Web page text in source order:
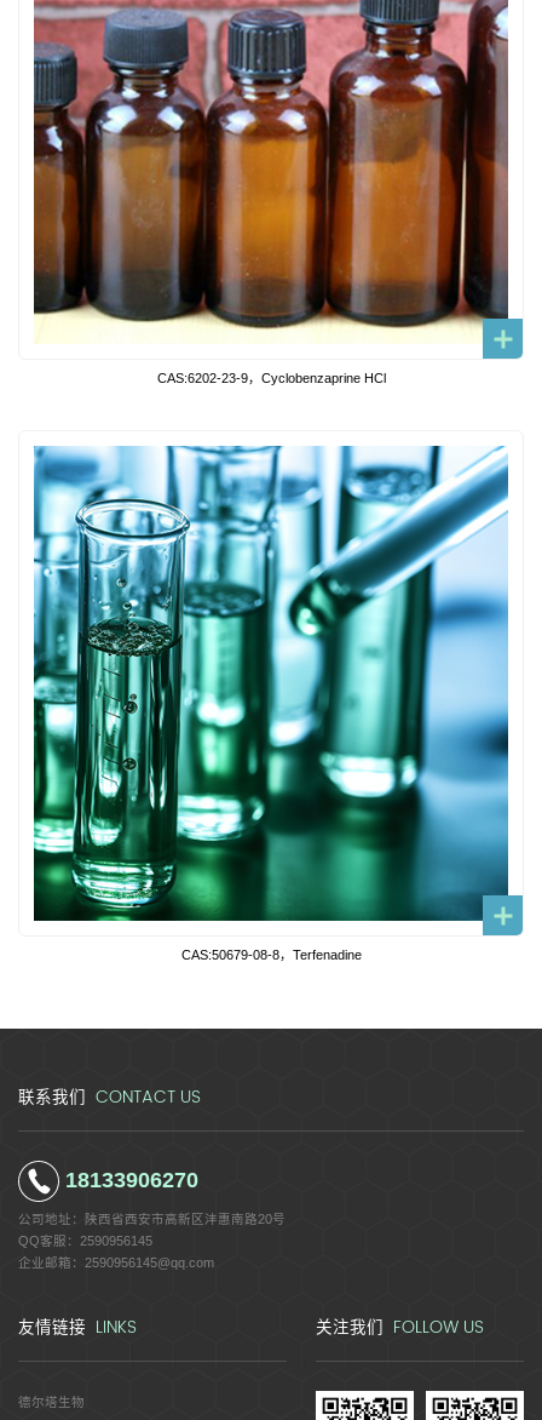
CAS:6202-23-9，Cyclobenzaprine HCl
CAS:50679-08-8，Terfenadine
联系我们 CONTACT US
18133906270
公司地址：
陕西省西安市高新区沣惠南路20号
QQ客服： 2590956145
企业邮箱： 2590956145@qq.com
友情链接 LINKS
德尔塔生物
关注我们 FOLLOW US